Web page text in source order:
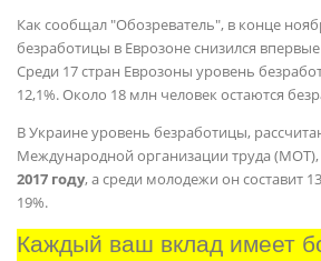
Как сообщал "Обозреватель", в конце
безработицы в Еврозоне снизился
Среди 17 стран Еврозоны уровень
12,1%. Около 18 млн человек остаются
В Украине уровень безработицы,
Международной организации труда (МОТ),
2017 году, а среди молодежи он составит
19%.
Каждый ваш вклад имеет